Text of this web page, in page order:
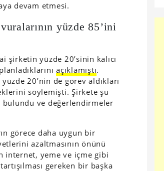
devam etmesi.
yüzde 85’ini
şirketin yüzde 20’sinin kalıcı
açıklamıştı.
20’nin de görev aldıkları
söylemişti. Şirkete şu
bulundu ve değerlendirmeler
görece daha uygun bir
azaltmasının önünü
internet, yeme ve içme gibi
gereken bir başka